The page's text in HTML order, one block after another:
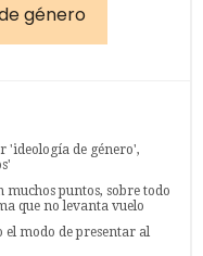
género
'ideología de género',
muchos puntos, sobre todo
que no levanta vuelo
el modo de presentar al